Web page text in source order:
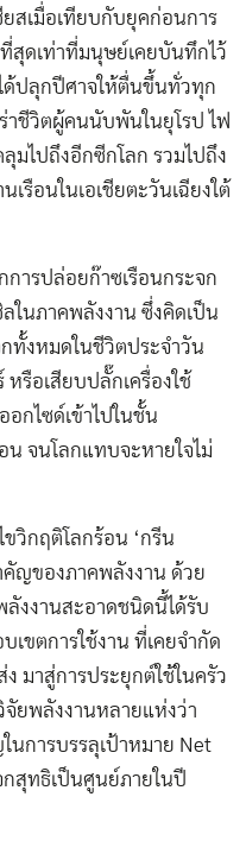
ยสเมื่อเทียบกับยุคก่อนการ
สุดเท่าที่มนุษย์เคยบันทึกไว้
ด้ปลุกปีศาจให้ตื่นขึ้นทั่วทุก
ชีวิตผู้คนนับพันในยุโรป ไฟ
ไปถึงอีกซีกโลก รวมไปถึง
อนในเอเชียตะวันเฉียงใต้
ารปล่อยก๊าซเรือนกระจก
ในภาคพลังงาน ซึ่งคิดเป็น
ทั้งหมดในชีวิตประจำวัน
รือเสียบปลั๊กเครื่องใช้
อกไซด์เข้าไปในชั้น
น จนโลกแทบจะหายใจไม่
วิกฤติโลกร้อน ‘กรีน
คัญของภาคพลังงาน ด้วย
งงานสะอาดชนิดนี้ได้รับ
เขตการใช้งาน ที่เคยจำกัด
มาสู่การประยุกต์ใช้ในครัว
จัยพลังงานหลายแห่งว่า
การบรรลุเป้าหมาย Net
กสุทธิเป็นศูนย์ภายในปี